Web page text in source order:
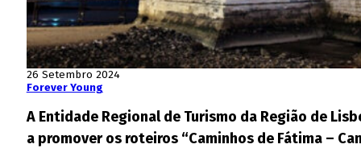
26 Setembro 2024
Forever Young
A Entidade Regional de Turismo da Região de
a promover os roteiros “Caminhos de Fátima –